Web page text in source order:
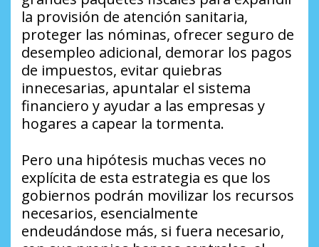
la provisión de atención sanitaria,
proteger las nóminas, ofrecer seguro de
desempleo adicional, demorar los pagos
de impuestos, evitar quiebras
innecesarias, apuntalar el sistema
financiero y ayudar a las empresas y
hogares a capear la tormenta.
Pero una hipótesis muchas veces no
explícita de esta estrategia es que los
gobiernos podrán movilizar los recursos
necesarios, esencialmente
endeudándose más, si fuera necesario,